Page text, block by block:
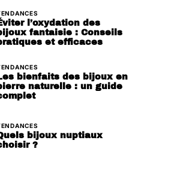
l’oxydation des
fantaisie : Conseils
et efficaces
bienfaits des bijoux en
naturelle : un guide
bijoux nuptiaux
?